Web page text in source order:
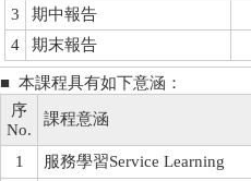
3
期中報告
4
期末報告
■ 本課程具有如下意涵：
序
No.
課程意涵
1
服務學習Service Learning